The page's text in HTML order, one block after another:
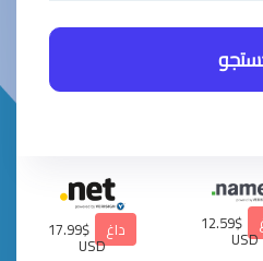
$12.59
USD داغ $17.99
USD